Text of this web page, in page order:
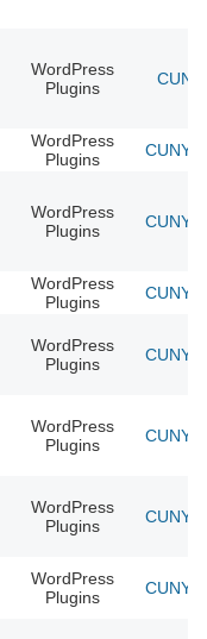
WordPress
Plugins
WordPress
Plugins
CUNY
WordPress
Plugins
CUNY
WordPress
Plugins
CUNY
WordPress
Plugins
CUNY
WordPress
Plugins
CUNY
WordPress
Plugins
CUNY
WordPress
Plugins
CUNY